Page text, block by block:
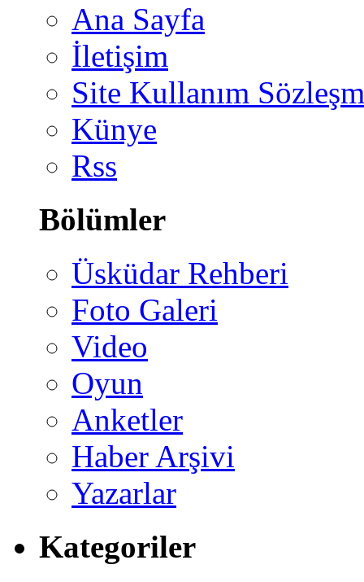
Ana Sayfa
İletişim
Site Kullanım
Künye
Rss
Bölümler
Üsküdar Rehberi
Foto Galeri
Video
Oyun
Anketler
Haber Arşivi
Yazarlar
Kategoriler